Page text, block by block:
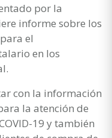
por la
informe sobre los
el
en los
con la información
la atención de
19 y también